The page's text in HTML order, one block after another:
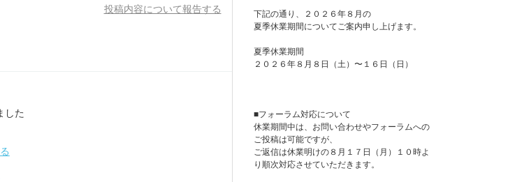
投稿内容について報告する
した
下記の通り、２０２６年８月の
夏季休業期間についてご案内申し上げます。
夏季休業期間
２０２６年８月８日（土）〜１６日（日）
■フォーラム対応について
休業期間中は、お問い合わせやフォーラムへの
ご投稿は可能ですが、
ご返信は休業明けの８月１７日（月）１０時よ
り順次対応させていただきます。